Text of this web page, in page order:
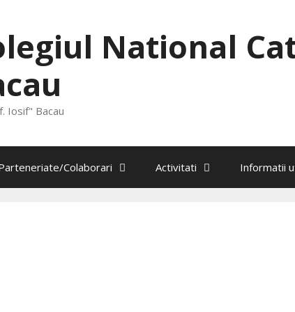
National
Iosif" Bacau
Colaborari Activitati Informatii